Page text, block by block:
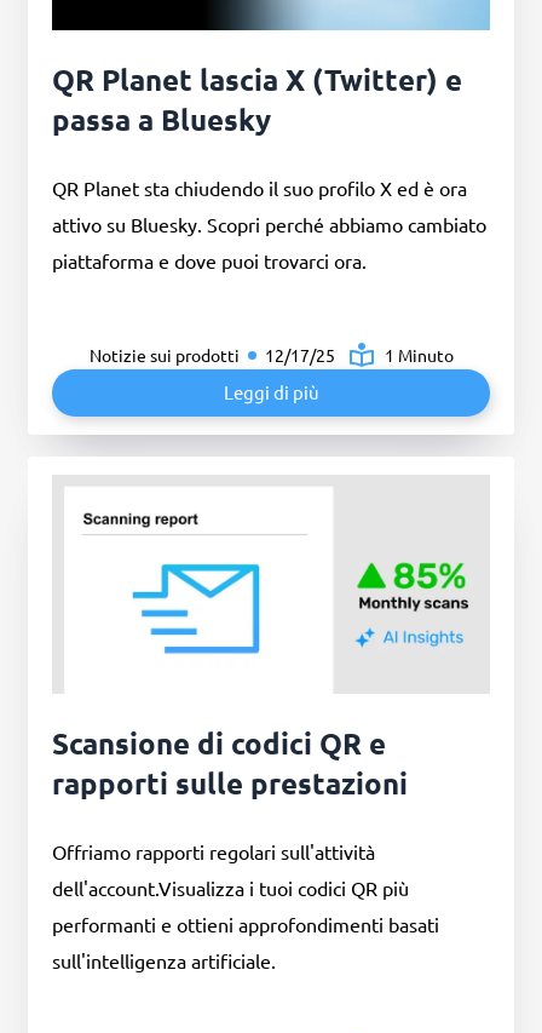
QR Planet lascia X (Twitter) e
passa a Bluesky
QR Planet sta chiudendo il suo profilo X ed è ora
attivo su Bluesky. Scopri perché abbiamo cambiato
piattaforma e dove puoi trovarci ora.
Notizie sui prodotti 12/17/25 1 Minuto
Leggi di più
Scansione di codici QR e
rapporti sulle prestazioni
Offriamo rapporti regolari sull'attività
dell'account.Visualizza i tuoi codici QR più
performanti e ottieni approfondimenti basati
sull'intelligenza artificiale.